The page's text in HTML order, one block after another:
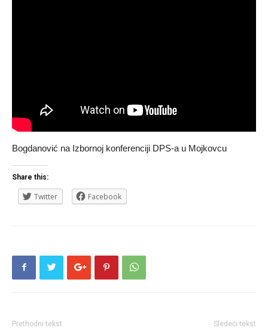
Bogdanović na Izbornoj konferenciji DPS-a u Mojkovcu
Share this:
Twitter Facebook
Prethodni tekst Sledeći tekst